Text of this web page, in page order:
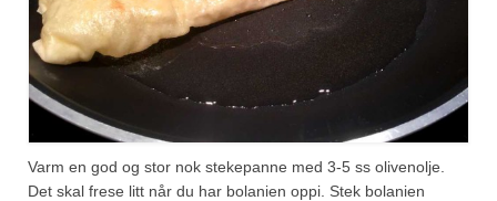
Varm en god og stor nok stekepanne med 3-5 ss olivenolje.
Det skal frese litt når du har bolanien oppi. Stek bolanien